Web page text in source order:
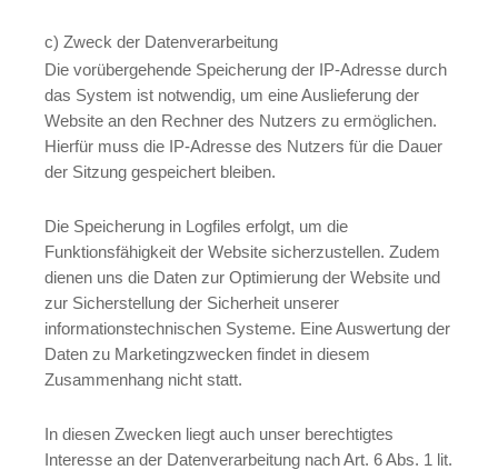
c) Zweck der Datenverarbeitung
Die vorübergehende Speicherung der IP-Adresse durch
das System ist notwendig, um eine Auslieferung der
Website an den Rechner des Nutzers zu ermöglichen.
Hierfür muss die IP-Adresse des Nutzers für die Dauer
der Sitzung gespeichert bleiben.
Die Speicherung in Logfiles erfolgt, um die
Funktionsfähigkeit der Website sicherzustellen. Zudem
dienen uns die Daten zur Optimierung der Website und
zur Sicherstellung der Sicherheit unserer
informationstechnischen Systeme. Eine Auswertung der
Daten zu Marketingzwecken findet in diesem
Zusammenhang nicht statt.
In diesen Zwecken liegt auch unser berechtigtes
Interesse an der Datenverarbeitung nach Art. 6 Abs. 1 lit.